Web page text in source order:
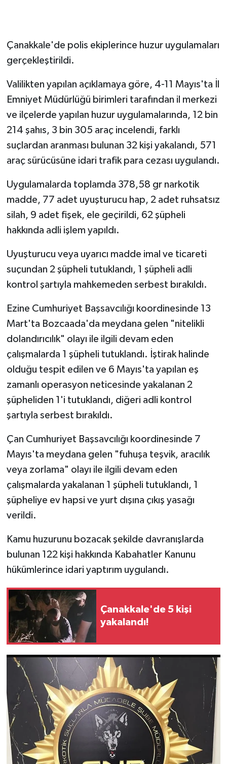
Çanakkale'de polis ekiplerince huzur uygulamaları
gerçekleştirildi.
Valilikten yapılan açıklamaya göre, 4-11 Mayıs'ta İl
Emniyet Müdürlüğü birimleri tarafından il merkezi
ve ilçelerde yapılan huzur uygulamalarında, 12 bin
214 şahıs, 3 bin 305 araç incelendi, farklı
suçlardan aranması bulunan 32 kişi yakalandı, 571
araç sürücüsüne idari trafik para cezası uygulandı.
Uygulamalarda toplamda 378,58 gr narkotik
madde, 77 adet uyuşturucu hap, 2 adet ruhsatsız
silah, 9 adet fişek, ele geçirildi, 62 şüpheli
hakkında adli işlem yapıldı.
Uyuşturucu veya uyarıcı madde imal ve ticareti
suçundan 2 şüpheli tutuklandı, 1 şüpheli adli
kontrol şartıyla mahkemeden serbest bırakıldı.
Ezine Cumhuriyet Başsavcılığı koordinesinde 13
Mart'ta Bozcaada'da meydana gelen "nitelikli
dolandırıcılık" olayı ile ilgili devam eden
çalışmalarda 1 şüpheli tutuklandı. İştirak halinde
olduğu tespit edilen ve 6 Mayıs'ta yapılan eş
zamanlı operasyon neticesinde yakalanan 2
şüpheliden 1'i tutuklandı, diğeri adli kontrol
şartıyla serbest bırakıldı.
Çan Cumhuriyet Başsavcılığı koordinesinde 7
Mayıs'ta meydana gelen "fuhuşa teşvik, aracılık
veya zorlama" olayı ile ilgili devam eden
çalışmalarda yakalanan 1 şüpheli tutuklandı, 1
şüpheliye ev hapsi ve yurt dışına çıkış yasağı
verildi.
Kamu huzurunu bozacak şekilde davranışlarda
bulunan 122 kişi hakkında Kabahatler Kanunu
hükümlerince idari yaptırım uygulandı.
Çanakkale'de 5 kişi
yakalandı!
Resmî ilanlar
Siyaset
Spor
Tarım ve Ekonomi
Teknoloji
Yaşam